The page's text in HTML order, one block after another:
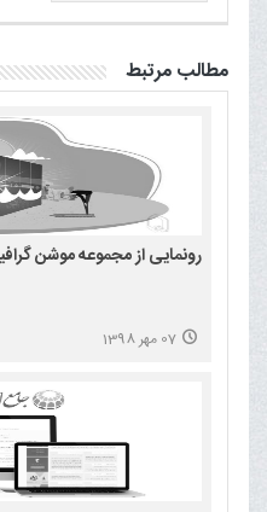
مطالب مرتبط
رونمایی از مجموعه موشن
07 مهر 1398